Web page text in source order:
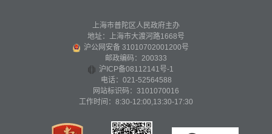
上海市普陀区人民政府主办
地址：上海市大渡河路1668号
沪公网安备 31010702001200号
邮政编码：200333
沪ICP备08112141号-1
电话：021-52564588
网站标识码：3101070016
工作时间：8:30-12:00,13:30-17:30